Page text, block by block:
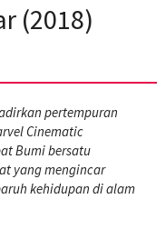
(2018)
pertempuran
Cinematic
Bumi bersatu
yang mengincar
kehidupan di alam